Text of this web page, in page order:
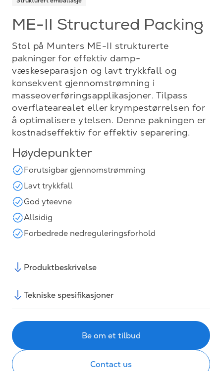
ME-II Structured Packing
Stol på Munters ME-II strukturerte
pakninger for effektiv damp-
væskeseparasjon og lavt trykkfall og
konsekvent gjennomstrømning i
masseoverføringsapplikasjoner. Tilpass
overflatearealet eller krympestørrelsen for
å optimalisere ytelsen. Denne pakningen er
kostnadseffektiv for effektiv separering.
Høydepunkter
Forutsigbar gjennomstrømming
Lavt trykkfall
God yteevne
Allsidig
Forbedrede nedreguleringsforhold
Produktbeskrivelse
Tekniske spesifikasjoner
Be om et tilbud
Contact us